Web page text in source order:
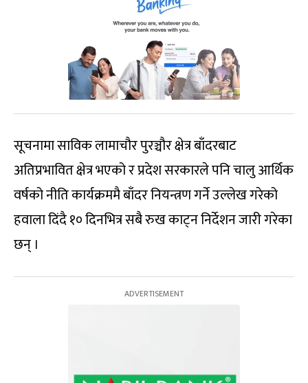
सूचनामा साविक लामाचौर पुरञ्चौर क्षेत्र बाँदरबाट
अतिप्रभावित क्षेत्र भएको र प्रदेश सरकारले पनि चालु आर्थिक
वर्षको नीति कार्यक्रममै बाँदर नियन्त्रण गर्ने उल्लेख गरेको
हवाला दिंदै १० दिनभित्र सबै रुख काट्न निर्देशन जारी गरेका
छन् ।